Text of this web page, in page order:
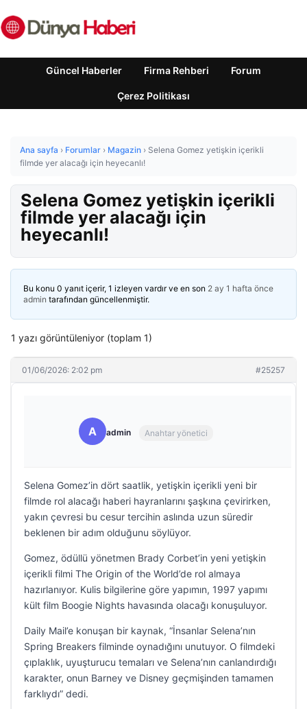
Güncel Haberler Firma Rehberi Forum
Çerez Politikası
Ana sayfa › Forumlar › Magazin › Selena Gomez yetişkin içerikli
filmde yer alacağı için heyecanlı!
Selena Gomez yetişkin içerikli
filmde yer alacağı için
heyecanlı!
Bu konu 0 yanıt içerir, 1 izleyen vardır ve en son 2 ay 1 hafta önce
admin tarafından güncellenmiştir.
1 yazı görüntüleniyor (toplam 1)
01/06/2026: 2:02 pm #25257
A admin Anahtar yönetici
Selena Gomez’in dört saatlik, yetişkin içerikli yeni bir
filmde rol alacağı haberi hayranlarını şaşkına çevirirken,
yakın çevresi bu cesur tercihin aslında uzun süredir
beklenen bir adım olduğunu söylüyor.
Gomez, ödüllü yönetmen Brady Corbet’in yeni yetişkin
içerikli filmi The Origin of the World’de rol almaya
hazırlanıyor. Kulis bilgilerine göre yapımın, 1997 yapımı
kült film Boogie Nights havasında olacağı konuşuluyor.
Daily Mail’e konuşan bir kaynak, “İnsanlar Selena’nın
Spring Breakers filminde oynadığını unutuyor. O filmdeki
çıplaklık, uyuşturucu temaları ve Selena’nın canlandırdığı
karakter, onun Barney ve Disney geçmişinden tamamen
farklıydı” dedi.